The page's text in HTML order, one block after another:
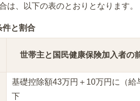
は、以下の表のとおりとなります。
件と割合
世帯主と国民健康保険加入者の
基礎控除額43万円＋10万円に（
下